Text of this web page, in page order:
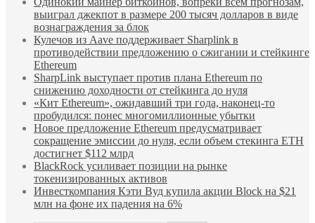
выиграл джекпот в размере 200 тысяч долларов в виде
вознаграждения за блок
Кулечов из Aave поддерживает Sharplink в
противодействии предложению о сжигании и стейкинге
Ethereum
SharpLink выступает против плана Ethereum по
снижению доходности от стейкинга до нуля
«Кит Ethereum», ожидавший три года, наконец-то
пробудился: понес многомиллионные убытки
Новое предложение Ethereum предусматривает
сокращение эмиссии до нуля, если объем стекинга ETH
достигнет $112 млрд
BlackRock усиливает позиции на рынке
токенизированных активов
Инвесткомпания Кэти Вуд купила акции Block на $21
млн на фоне их падения на 6%